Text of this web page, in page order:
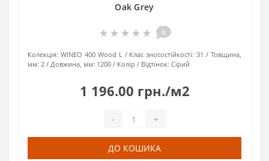
Oak Grey
0
Колекція: WINEO 400 Wood L Клас зносостійкості: 31
Товщина,
мм: 2 Довжина, мм: 1200 Колір / Відтінок: Сірий
1 196.00 грн./м2
- +
ДО КОШИКА